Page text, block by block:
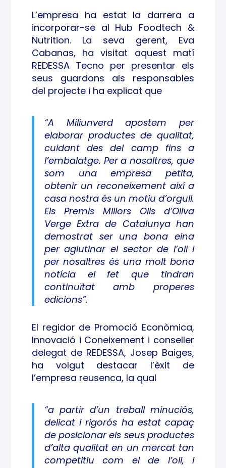
unya
L’empresa ha estat la darrera a
incorporar-se al Hub Foodtech &
Nutrition. La seva gerent, Eva
Cabanas, ha visitat aquest matí
REDESSA Tecno per presentar els
seus guardons als responsables
del projecte i ha explicat que
“A Miliunverd apostem per
elaborar productes de qualitat,
cuidant des del camp fins a
l’embalatge. Per a nosaltres, que
som una empresa petita,
obtenir un reconeixement així a
casa nostra és un motiu d’orgull.
Els Premis Millors Olis d’Oliva
Verge Extra de Catalunya han
demostrat ser una bona eina
per aglutinar el sector de l’oli i
per nosaltres és una molt bona
notícia el fet que tindran
continuïtat amb properes
edicions”.
El regidor de Promoció Econòmica,
Innovació i Coneixement i conseller
delegat de REDESSA, Josep Baiges,
ha volgut destacar l’èxit de
l’empresa reusenca, la qual
“a partir d’un treball minuciós,
delicat i rigorós ha estat capaç
de posicionar els seus productes
d’alta qualitat en un mercat tan
competitiu com el de l’oli, i